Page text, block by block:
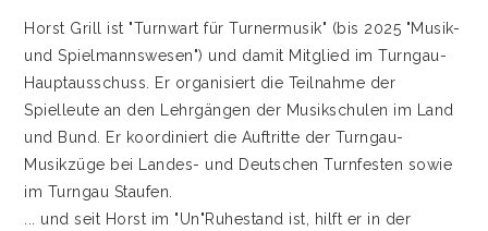
Horst Grill ist "Turnwart für Turnermusik" (bis 2025 "Musik-
und Spielmannswesen") und damit Mitglied im Turngau-
Hauptausschuss. Er organisiert die Teilnahme der
Spielleute an den Lehrgängen der Musikschulen im Land
und Bund. Er koordiniert die Auftritte der Turngau-
Musikzüge bei Landes- und Deutschen Turnfesten sowie
im Turngau Staufen.
... und seit Horst im "Un"Ruhestand ist, hilft er in der